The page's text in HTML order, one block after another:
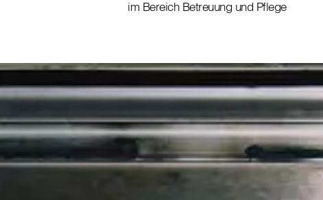
im Bereich Betreuung und Pflege